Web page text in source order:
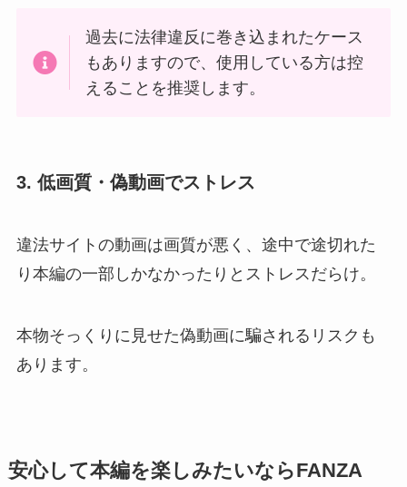
過去に法律違反に巻き込まれたケース
もありますので、使用している方は控
えることを推奨します。
3. 低画質・偽動画でストレス
違法サイトの動画は画質が悪く、途中で途切れた
り本編の一部しかなかったりとストレスだらけ。
本物そっくりに見せた偽動画に騙されるリスクも
あります。
安心して本編を楽しみたいならFANZA